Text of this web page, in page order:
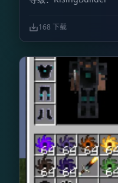
技场决斗系统。玩家可
预览套装，并立即参加
了更直观的操作方式。
就会自动处理排队、
复。 **主要功能** - **可视化箱子菜单：** 通过库存
式界面选择游戏模式
**快捷菜单物品：** 使
开主决斗菜单、挑战菜
团队模式：** 支持经
5v5 团队决斗。人数达
将玩家传送至竞技场
种套装最多可配置 10
比赛结束后，系统会自
168 下载